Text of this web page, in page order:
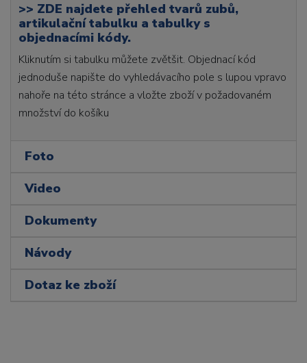
>> ZDE najdete přehled tvarů zubů,
artikulační tabulku a tabulky s
objednacími kódy.
Kliknutím si tabulku můžete zvětšit. Objednací kód
jednoduše napište do vyhledávacího pole s lupou vpravo
nahoře na této stránce a vložte zboží v požadovaném
množství do košíku
Foto
Video
Dokumenty
Návody
Dotaz ke zboží